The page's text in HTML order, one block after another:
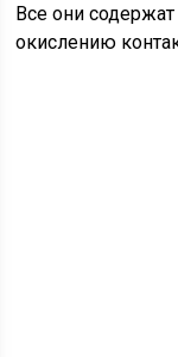
Все они
окислению